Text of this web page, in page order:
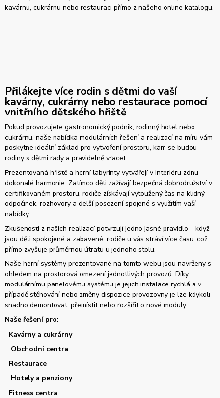
kavárnu, cukrárnu nebo restauraci přímo z našeho online katalogu.
Přilákejte více rodin s dětmi do vaší
kavárny, cukrárny nebo restaurace pomocí
vnitřního dětského hřiště
Pokud provozujete gastronomický podnik, rodinný hotel nebo
cukrárnu, naše nabídka modulárních řešení a realizací na míru vám
poskytne ideální základ pro vytvoření prostoru, kam se budou
rodiny s dětmi rády a pravidelně vracet.
Prezentovaná hřiště a herní labyrinty vytvářejí v interiéru zónu
dokonalé harmonie. Zatímco děti zažívají bezpečná dobrodružství v
certifikovaném prostoru, rodiče získávají vytoužený čas na klidný
odpočinek, rozhovory a delší posezení spojené s využitím vaší
nabídky.
Zkušenosti z našich realizací potvrzují jedno jasné pravidlo – když
jsou děti spokojené a zabavené, rodiče u vás stráví více času, což
přímo zvyšuje průměrnou útratu u jednoho stolu.
Naše herní systémy prezentované na tomto webu jsou navrženy s
ohledem na prostorová omezení jednotlivých provozů. Díky
modulárnímu panelovému systému je jejich instalace rychlá a v
případě stěhování nebo změny dispozice provozovny je lze kdykoli
snadno demontovat, přemístit nebo rozšířit o nové moduly.
Naše řešení pro:
Kavárny a cukrárny
Obchodní centra
Restaurace
Hotely a penziony
Fitness centra